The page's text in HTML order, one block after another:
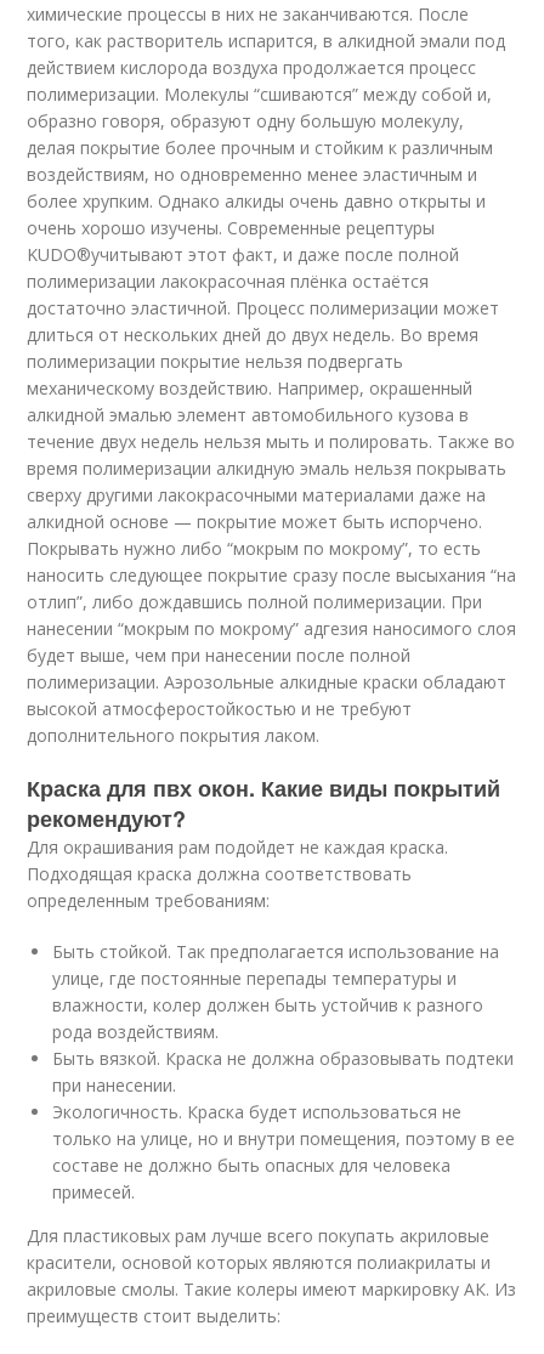
химические процессы в них не заканчиваются. После
того, как растворитель испарится, в алкидной эмали под
действием кислорода воздуха продолжается процесс
полимеризации. Молекулы “сшиваются” между собой и,
образно говоря, образуют одну большую молекулу,
делая покрытие более прочным и стойким к различным
воздействиям, но одновременно менее эластичным и
более хрупким. Однако алкиды очень давно открыты и
очень хорошо изучены. Современные рецептуры
KUDO®учитывают этот факт, и даже после полной
полимеризации лакокрасочная плёнка остаётся
достаточно эластичной. Процесс полимеризации может
длиться от нескольких дней до двух недель. Во время
полимеризации покрытие нельзя подвергать
механическому воздействию. Например, окрашенный
алкидной эмалью элемент автомобильного кузова в
течение двух недель нельзя мыть и полировать. Также во
время полимеризации алкидную эмаль нельзя покрывать
сверху другими лакокрасочными материалами даже на
алкидной основе — покрытие может быть испорчено.
Покрывать нужно либо “мокрым по мокрому”, то есть
наносить следующее покрытие сразу после высыхания “на
отлип”, либо дождавшись полной полимеризации. При
нанесении “мокрым по мокрому” адгезия наносимого слоя
будет выше, чем при нанесении после полной
полимеризации. Аэрозольные алкидные краски обладают
высокой атмосферостойкостью и не требуют
дополнительного покрытия лаком.
Краска для пвх окон. Какие виды покрытий
рекомендуют?
Для окрашивания рам подойдет не каждая краска.
Подходящая краска должна соответствовать
определенным требованиям:
Быть стойкой. Так предполагается использование на
улице, где постоянные перепады температуры и
влажности, колер должен быть устойчив к разного
рода воздействиям.
Быть вязкой. Краска не должна образовывать подтеки
при нанесении.
Экологичность. Краска будет использоваться не
только на улице, но и внутри помещения, поэтому в ее
составе не должно быть опасных для человека
примесей.
Для пластиковых рам лучше всего покупать акриловые
красители, основой которых являются полиакрилаты и
акриловые смолы. Такие колеры имеют маркировку АК. Из
преимуществ стоит выделить: